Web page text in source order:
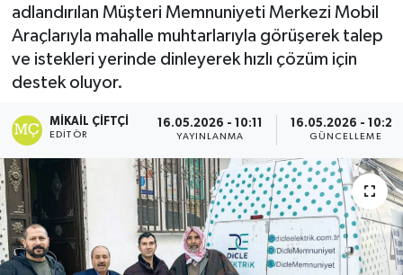
adlandırılan Müşteri Memnuniyeti Merkezi Mobil
Araçlarıyla mahalle muhtarlarıyla görüşerek talep
ve istekleri yerinde dinleyerek hızlı çözüm için
destek oluyor.
MIKAIL ÇIFTÇI
EDITÖR
16.05.2026 - 10:11
YAYINLANMA
16.05.2026 - 10:26
GÜNCELLEME
Yazarlar
Bölge
Dünya
Genel
Güncel
Süper Lig Puan Durumu ve Fikstür
Tüm Manşetler